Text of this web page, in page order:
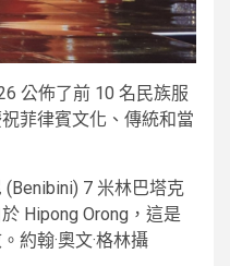
公佈了前 10 名民族服
菲律賓文化、傳統和當
7 米林巴塔克
Hipong Orong，這是
約翰·奧文·格林攝